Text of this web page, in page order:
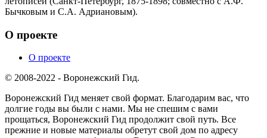
Бычковым и С.А. Адриановым).
О проекте
О проекте
© 2008-2022 - Воронежский Гид.
Воронежский Гид меняет свой формат. Благодарим вас, что
долгие годы вы были с нами. Мы не спешим с вами
прощаться, Воронежский Гид продолжит свой путь. Все
прежние и новые материалы обретут свой дом по адресу